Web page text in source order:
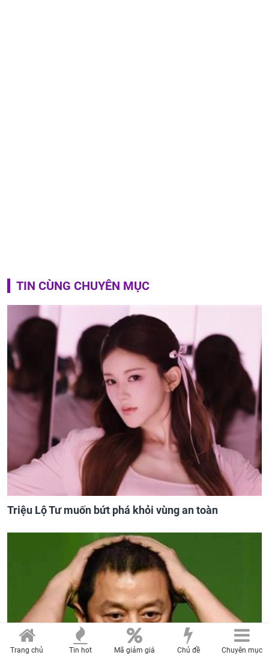
TIN CÙNG CHUYÊN MỤC
Triệu Lộ Tư muốn bứt phá khỏi vùng an toàn
Trang chủ Tin hot Mã giảm giá Chủ đề Chuyên mục